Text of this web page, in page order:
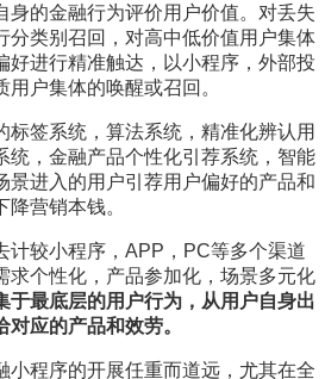
身的金融行为评价用户价值。对丢失
分类别召回，对高中低价值用户集体
好进行精准触达，以小程序，外部投
户集体的唤醒或召回。
标签系统，算法系统，精准化辨认用
统，金融产品个性化引荐系统，智能
景进入的用户引荐用户偏好的产品和
营销本钱。
计较小程序，APP，PC等多个渠道
求个性化，产品参加化，场景多元化
于最底层的用户行为，从用户自身出
应的产品和效劳。
小程序的开展任重而道远，尤其在全